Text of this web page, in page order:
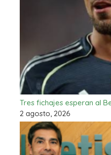
Tres fichajes esperan al
2 agosto, 2026